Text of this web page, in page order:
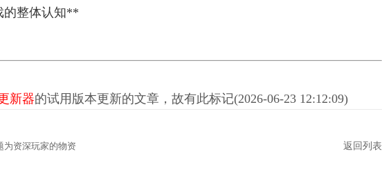
的整体认知**
新器的试用版本更新的文章，故有此标记(2026-06-23 12:12:09)
为资深玩家的物资
返回列表